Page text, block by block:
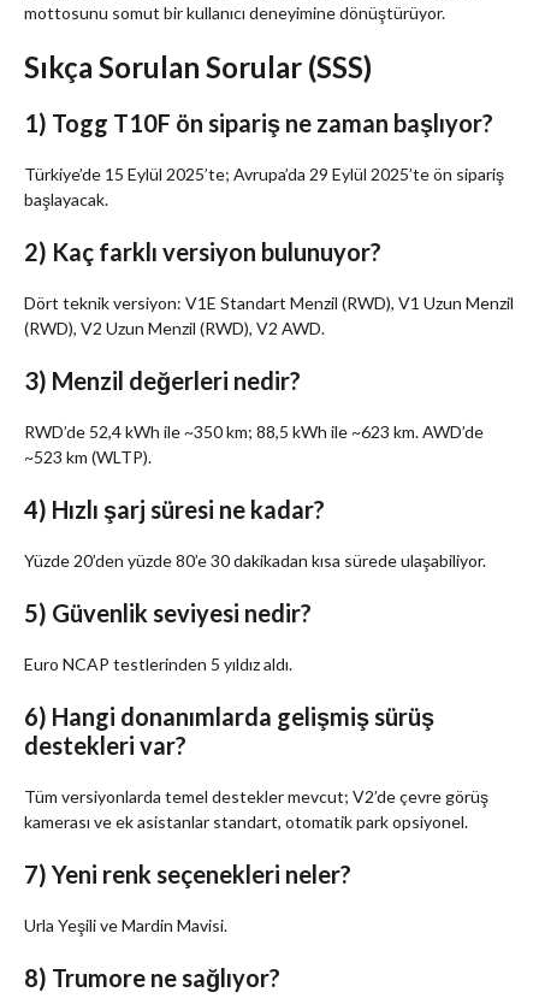
mottosunu somut bir kullanıcı deneyimine dönüştürüyor.
Sıkça Sorulan Sorular (SSS)
1) Togg T10F ön sipariş ne zaman başlıyor?
Türkiye’de 15 Eylül 2025’te; Avrupa’da 29 Eylül 2025’te ön sipariş
başlayacak.
2) Kaç farklı versiyon bulunuyor?
Dört teknik versiyon: V1E Standart Menzil (RWD), V1 Uzun Menzil
(RWD), V2 Uzun Menzil (RWD), V2 AWD.
3) Menzil değerleri nedir?
RWD’de 52,4 kWh ile ~350 km; 88,5 kWh ile ~623 km. AWD’de
~523 km (WLTP).
4) Hızlı şarj süresi ne kadar?
Yüzde 20’den yüzde 80’e 30 dakikadan kısa sürede ulaşabiliyor.
5) Güvenlik seviyesi nedir?
Euro NCAP testlerinden 5 yıldız aldı.
6) Hangi donanımlarda gelişmiş sürüş
destekleri var?
Tüm versiyonlarda temel destekler mevcut; V2’de çevre görüş
kamerası ve ek asistanlar standart, otomatik park opsiyonel.
7) Yeni renk seçenekleri neler?
Urla Yeşili ve Mardin Mavisi.
8) Trumore ne sağlıyor?